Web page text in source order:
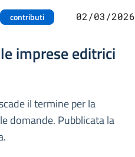
contributi 02/03/2026
imprese editrici
il termine per la
domande. Pubblicata la